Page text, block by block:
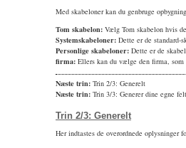
Med skabeloner kan du genbruge
Tom skabelon: Vælg Tom skabelon hvis
Systemskabeloner: Dette er de standard-
Personlige skabeloner: Dette er de
firma: Ellers kan du vælge den firma, som
Næste trin: Trin 2/3: Generelt
Næste trin: Trin 3/3: Generer dine egne
Trin 2/3: Generelt
Her indtastes de overordnede oplysninger